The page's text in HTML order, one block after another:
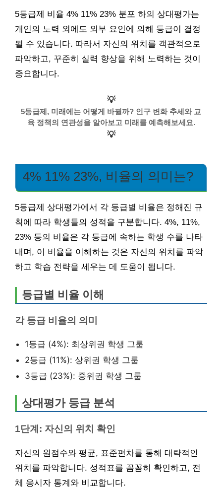
5등급제 비율 4% 11% 23% 분포 하의 상대평가는
개인의 노력 외에도 외부 요인에 의해 등급이 결정
될 수 있습니다. 따라서 자신의 위치를 객관적으로
파악하고, 꾸준히 실력 향상을 위해 노력하는 것이
중요합니다.
💡
5등급제, 미래에는 어떻게 바뀔까? 인구 변화 추세와 교
육 정책의 연관성을 알아보고 미래를 예측해보세요.
💡
4% 11% 23%, 비율의 의미는?
5등급제 상대평가에서 각 등급별 비율은 정해진 규
칙에 따라 학생들의 성적을 구분합니다. 4%, 11%,
23% 등의 비율은 각 등급에 속하는 학생 수를 나타
내며, 이 비율을 이해하는 것은 자신의 위치를 파악
하고 학습 전략을 세우는 데 도움이 됩니다.
등급별 비율 이해
각 등급 비율의 의미
1등급 (4%): 최상위권 학생 그룹
2등급 (11%): 상위권 학생 그룹
3등급 (23%): 중위권 학생 그룹
상대평가 등급 분석
1단계: 자신의 위치 확인
자신의 원점수와 평균, 표준편차를 통해 대략적인
위치를 파악합니다. 성적표를 꼼꼼히 확인하고, 전
체 응시자 통계와 비교합니다.